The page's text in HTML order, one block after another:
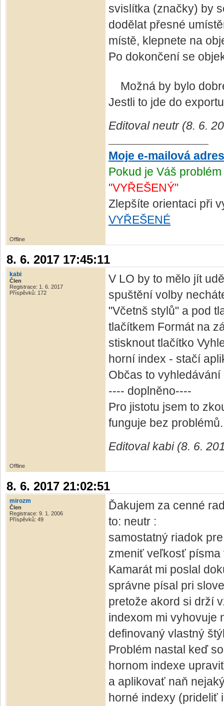
svislítka (značky) by
dodělat přesné
místě, klepnete na
Po dokončení se
Možná by bylo
Jestli to jde do
Editoval neutr (8. 6.
Moje e-mailová
Pokud je Váš
"VYŘEŠENÝ"
Zlepšíte orientaci při
VYŘEŠENÉ
Offline
8. 6. 2017 17:45:11
kabi
Člen
Registrace: 1. 6. 2017
Příspěvků: 172
V LO by to mělo jít
spuštění volby
"Včetnš stylů" a pod
tlačítkem Formát na
stisknout tlačítko
horní index - stačí
Občas to
---- doplněno----
Pro jistotu jsem to
funguje bez problémů.
Editoval kabi (8. 6.
Offline
8. 6. 2017 21:02:51
mirozm
Člen
Registrace: 9. 1. 2006
Příspěvků: 49
Ďakujem za cenné
to: neutr :
samostatný riadok
zmeniť veľkosť písma
Kamarát mi poslal
správne písal pri
pretože akord si drží
indexom mi vyhovuje
definovaný vlastný
Problém nastal keď
hornom indexe
a aplikovať naň
horné indexy (prideliť